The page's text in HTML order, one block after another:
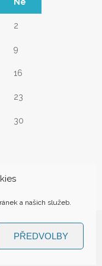
a našich služeb.
PŘEDVOLBY
2
9
16
23
30